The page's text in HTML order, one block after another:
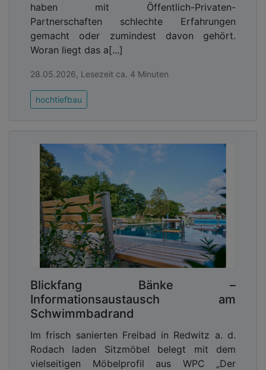
haben mit Öffentlich-Privaten-
Partnerschaften schlechte Erfahrungen
gemacht oder zumindest davon gehört.
Woran liegt das a[...]
28.05.2026, Lesezeit ca. 4 Minuten
hochtiefbau
Blickfang Bänke –
Informationsaustausch am
Schwimmbadrand
Im frisch sanierten Freibad in Redwitz a. d.
Rodach laden Sitzmöbel belegt mit dem
vielseitigen Möbelprofil aus WPC „Der